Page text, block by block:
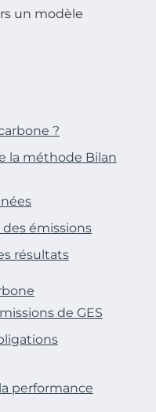
un modèle
?
la méthode Bilan
émissions
résultats
de GES
performance